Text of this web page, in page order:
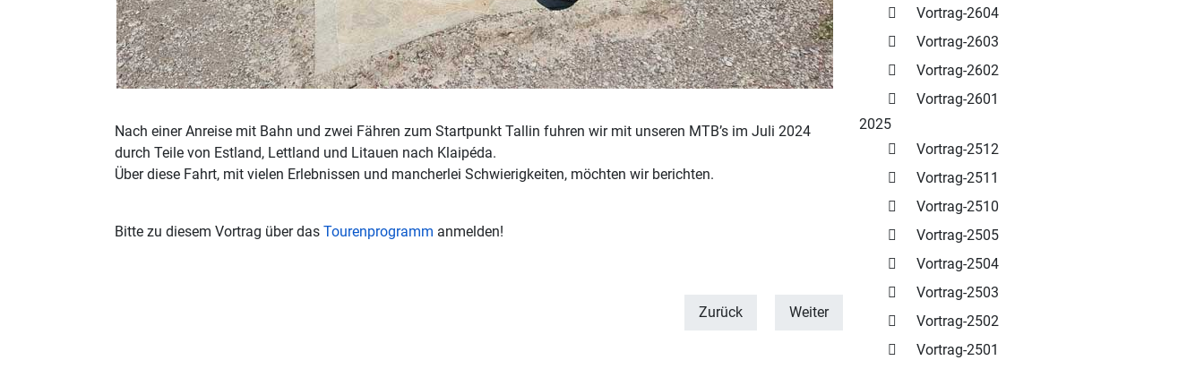
Nach einer Anreise mit Bahn und zwei Fähren zum Startpunkt Tallin fuhren wir mit unseren MTB’s im Juli 2024
durch Teile von Estland, Lettland und Litauen nach Klaipéda.
Über diese Fahrt, mit vielen Erlebnissen und mancherlei Schwierigkeiten, möchten wir berichten.
Bitte zu diesem Vortrag über das Tourenprogramm anmelden!
Zurück Weiter
Vortrag-2604
Vortrag-2603
Vortrag-2602
Vortrag-2601
2025
Vortrag-2512
Vortrag-2511
Vortrag-2510
Vortrag-2505
Vortrag-2504
Vortrag-2503
Vortrag-2502
Vortrag-2501